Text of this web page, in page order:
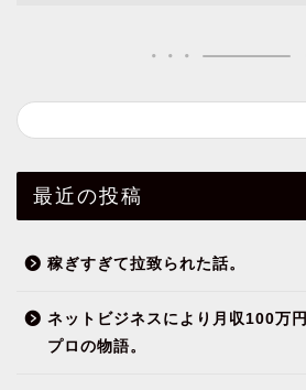
最近の投稿
稼ぎすぎて拉致られた話。
ネットビジネスにより月収100万
プロの物語。